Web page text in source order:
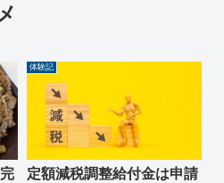
体験記
定額減税調整給付金は申請